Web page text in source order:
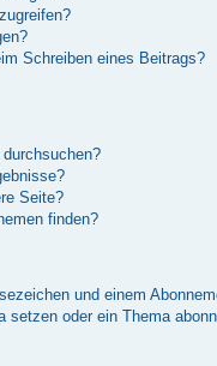
Schreiben eines Beitrags?
Seite?
finden?
und einem
setzen oder ein Thema